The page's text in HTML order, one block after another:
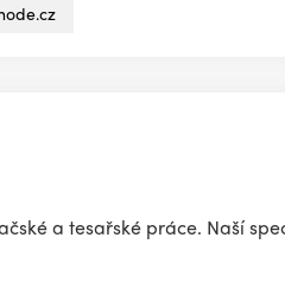
a tesařské práce. Naší